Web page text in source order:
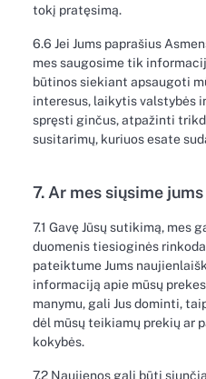
tokį pratęsimą.
6.6 Jei Jums paprašius
mes saugosime tik
būtinos siekiant apsaugoti
interesus, laikytis valstybės
spręsti ginčus, atpažinti
susitarimų, kuriuos esate
7. Ar mes siųsime
7.1 Gavę Jūsų sutikimą, mes
duomenis tiesioginės
pateiktume Jums
informaciją apie mūsų
manymu, gali Jus dominti,
dėl mūsų teikiamų prekių ar
kokybės.
7.2 Naujienos gali būti